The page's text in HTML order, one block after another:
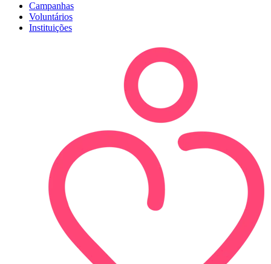
Campanhas
Voluntários
Instituições